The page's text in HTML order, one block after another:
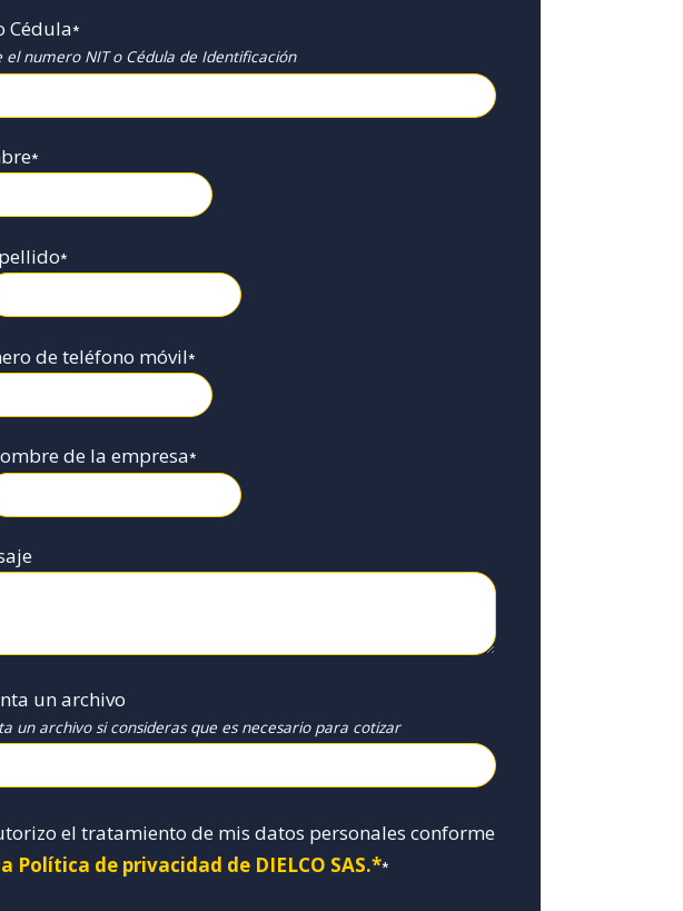
Cédula*
el numero NIT o Cédula de Identificación
*
*
de teléfono móvil*
de la empresa*
un archivo
un archivo si consideras que es necesario para cotizar
el tratamiento de mis datos personales conforme
Política de privacidad de DIELCO SAS.**